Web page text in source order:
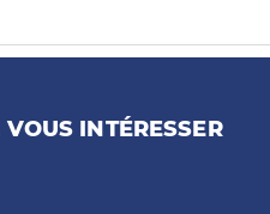
INTÉRESSER